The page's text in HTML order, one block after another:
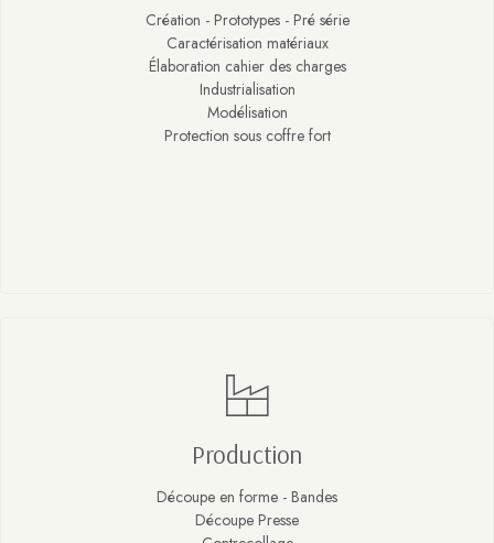
Création - Prototypes - Pré série
Caractérisation matériaux
Élaboration cahier des charges
Industrialisation
Modélisation
Protection sous coffre fort
Production
Découpe en forme - Bandes
Découpe Presse